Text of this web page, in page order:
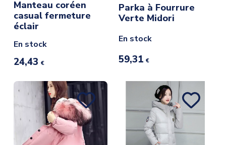
Manteau coréen
casual fermeture
éclair
En stock
24,43 €
Parka à Fourrure
Verte Midori
En stock
59,31 €